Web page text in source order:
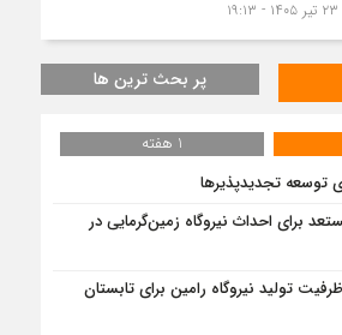
پر بحث ترین ها
1 هفته
توسعه تجدیدپذیرها
مستعد برای احداث نیروگاه زمین‌گرمایی در
ظرفیت تولید نیروگاه رامین برای تابستان